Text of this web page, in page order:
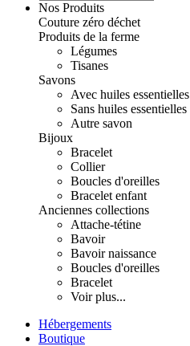
Nos Produits
Couture zéro déchet
Produits de la ferme
Légumes
Tisanes
Savons
Avec huiles essentielles
Sans huiles essentielles
Autre savon
Bijoux
Bracelet
Collier
Boucles d'oreilles
Bracelet enfant
Anciennes collections
Attache-tétine
Bavoir
Bavoir naissance
Boucles d'oreilles
Bracelet
Voir plus...
Hébergements
Boutique